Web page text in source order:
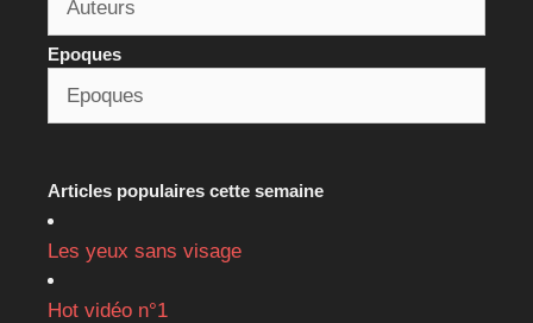
Epoques
Articles populaires cette semaine
Les yeux sans visage
Hot vidéo n°1